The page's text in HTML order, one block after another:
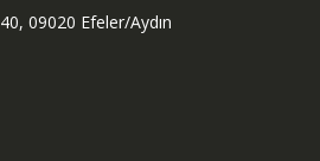
09020 Efeler/Aydın